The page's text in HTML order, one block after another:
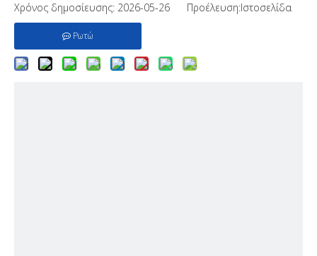
Χρόνος δημοσίευσης: 2026-05-26 Προέλευση:Ιστοσελίδα
Ρωτώ